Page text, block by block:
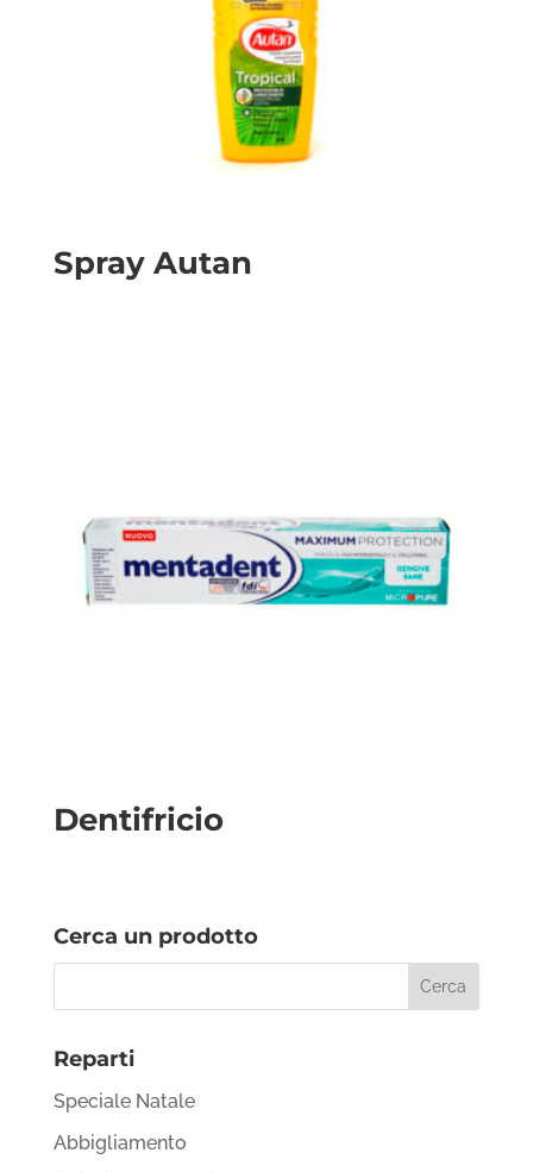
Spray Autan
Dentifricio
Cerca un prodotto
Reparti
Speciale Natale
Abbigliamento